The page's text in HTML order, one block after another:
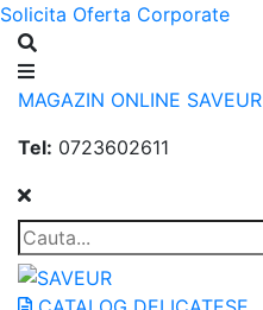
Solicita Oferta Corporate
MAGAZIN ONLINE SAVEUR
Tel: 0723602611